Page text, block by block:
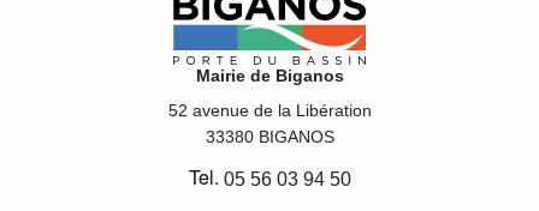
Mairie de Biganos
52 avenue de la Libération
33380 BIGANOS
Tel. 05 56 03 94 50